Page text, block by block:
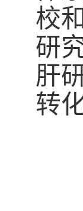
校
研
肝
转